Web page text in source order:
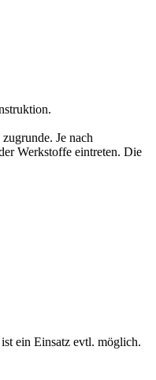
Je nach
Werkstoffe eintreten. Die
ein Einsatz evtl. möglich.